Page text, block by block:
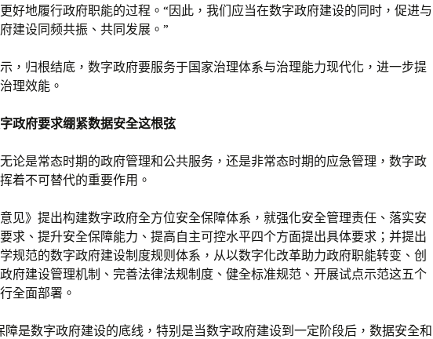
好地履行政府职能的过程。“因此，我们应当在数字政府建设的同时，促进与
建设同频共振、共同发展。”
，归根结底，数字政府要服务于国家治理体系与治理能力现代化，进一步提
理效能。
政府要求绷紧数据安全这根弦
论是常态时期的政府管理和公共服务，还是非常态时期的应急管理，数字政
着不可替代的重要作用。
意见》提出构建数字政府全方位安全保障体系，就强化安全管理责任、落实安
求、提升安全保障能力、提高自主可控水平四个方面提出具体要求；并提出
规范的数字政府建设制度规则体系，从以数字化改革助力政府职能转变、创
府建设管理机制、完善法律法规制度、健全标准规范、开展试点示范这五个
全面部署。
障是数字政府建设的底线，特别是当数字政府建设到一定阶段后，数据安全和